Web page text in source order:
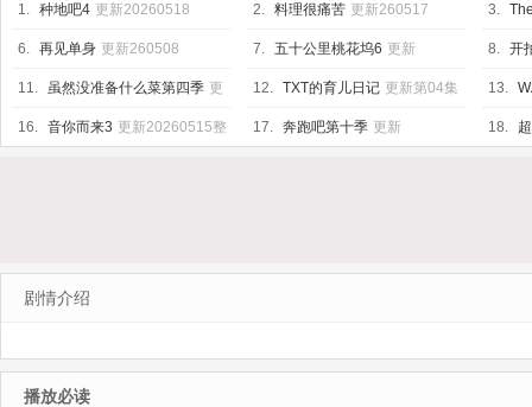
1. 种地吧4 更新20260518 2. 料理很痛苦 更新260517 3.
6. 再见单身 更新260508 7. 五十公里桃花坞6 更新
20260518上
8. 开
04集
11. 虽然没准备什么菜第四季 更
新260515
12. TXT的育儿日记 更新第04集 13.
Base
16. 音你而来3 更新20260515整 17. 奔跑吧第十季 更新 18.
剧情介绍
播放必读